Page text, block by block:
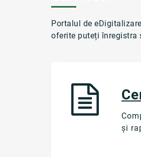
Portalul de
oferite puteți înregistra
și